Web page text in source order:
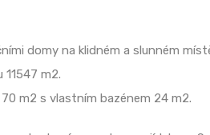
domy na klidném a slunném
11547 m2.
m2 s vlastním bazénem 24 m2.